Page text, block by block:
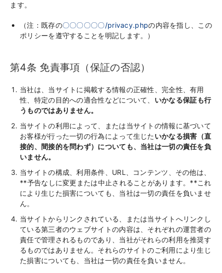
ます。
（注：既存の〇〇〇〇〇〇/privacy.phpの内容を指し、この
ポリシーを遵守することを明記します。）
第4条 免責事項（保証の否認）
当社は、当サイトに掲載する情報の正確性、完全性、有用
性、特定の目的への適合性などについて、 いかなる保証も行
うものではありません。
当サイトの利用によって、または当サイトの情報に基づいて
お客様が行った一切の行為によって生じたいかなる損害（直
接的、間接的を問わず）についても、当社は一切の責任を負
いません。
当サイトの構成、利用条件、URL、コンテンツ、その他は、
**予告なしに変更または中止されることがあります。**これ
により生じた損害についても、当社は一切の責任を負いませ
ん。
当サイトからリンクされている、または当サイトへリンクし
ている第三者のウェブサイトの内容は、それぞれの運営者の
責任で管理されるものであり、当社がそれらの利用を推奨す
るものではありません。それらのサイトのご利用により生じ
た損害についても、当社は一切の責任を負いません。